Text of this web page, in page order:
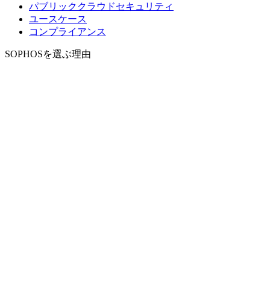
パブリッククラウドセキュリティ
ユースケース
コンプライアンス
SOPHOSを選ぶ理由